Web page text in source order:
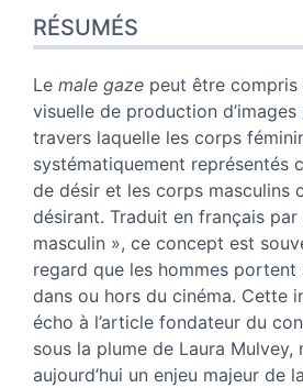
Index
Plan
Texte
Bibliographie
Notes
Citer cet article
Auteur·ice
RÉSUMÉS
Le male gaze peut être compris
visuelle de production
travers laquelle les corps
systématiquement représentés
de désir et les corps masculins
désirant. Traduit en français par
masculin », ce concept est
regard que les hommes portent
dans ou hors du cinéma. Cette
écho à l’article fondateur du
sous la plume de Laura Mulvey,
aujourd’hui un enjeu majeur de